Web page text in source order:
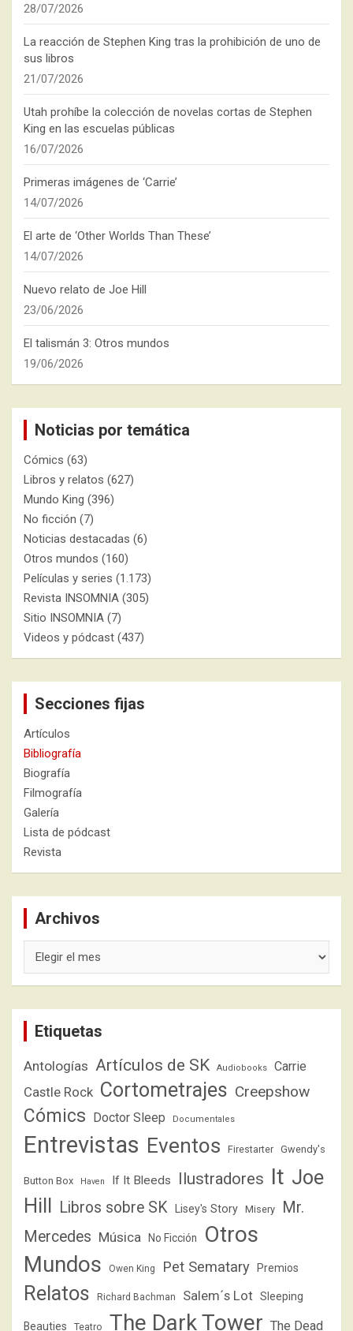
28/07/2026
La reacción de Stephen King tras la prohibición de uno de
sus libros
21/07/2026
Utah prohíbe la colección de novelas cortas de Stephen
King en las escuelas públicas
16/07/2026
Primeras imágenes de ‘Carrie’
14/07/2026
El arte de ‘Other Worlds Than These’
14/07/2026
Nuevo relato de Joe Hill
23/06/2026
El talismán 3: Otros mundos
19/06/2026
Noticias por temática
Cómics (63)
Libros y relatos (627)
Mundo King (396)
No ficción (7)
Noticias destacadas (6)
Otros mundos (160)
Películas y series (1.173)
Revista INSOMNIA (305)
Sitio INSOMNIA (7)
Videos y pódcast (437)
Secciones fijas
Artículos
Bibliografía
Biografía
Filmografía
Galería
Lista de pódcast
Revista
Archivos
Etiquetas
Antologías Artículos de SK Audiobooks Carrie
Castle Rock Cortometrajes Creepshow
Cómics Doctor Sleep Documentales
Entrevistas Eventos Firestarter Gwendy's
Button Box Haven If It Bleeds Ilustradores It Joe
Hill
Libros sobre SK Lisey's Story Misery
Mr.
Mercedes Música No Ficción
Otros
Mundos
Owen King Pet Sematary Premios
Relatos Richard Bachman Salem´s Lot Sleeping
Beauties Teatro The Dark Tower The Dead